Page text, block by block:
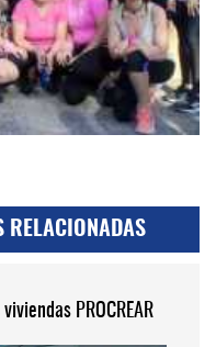
RELACIONADAS
PROCREAR